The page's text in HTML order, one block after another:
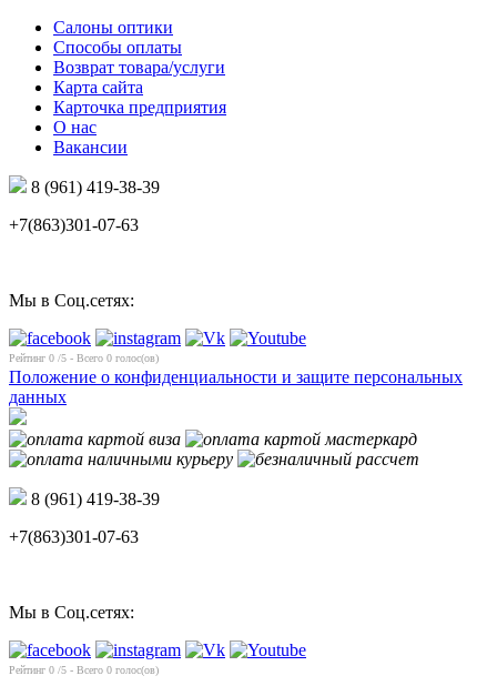
Салоны оптики
Способы оплаты
Возврат товара/услуги
Карта сайта
Карточка предприятия
О нас
Вакансии
8 (961) 419-38-39
+7(863)301-07-63
Мы в Соц.сетях:
Рейтинг 0 /5 - Всего 0 голос(ов)
Положение о конфиденциальности и защите персональных
данных
8 (961) 419-38-39
+7(863)301-07-63
Мы в Соц.сетях:
Рейтинг 0 /5 - Всего 0 голос(ов)